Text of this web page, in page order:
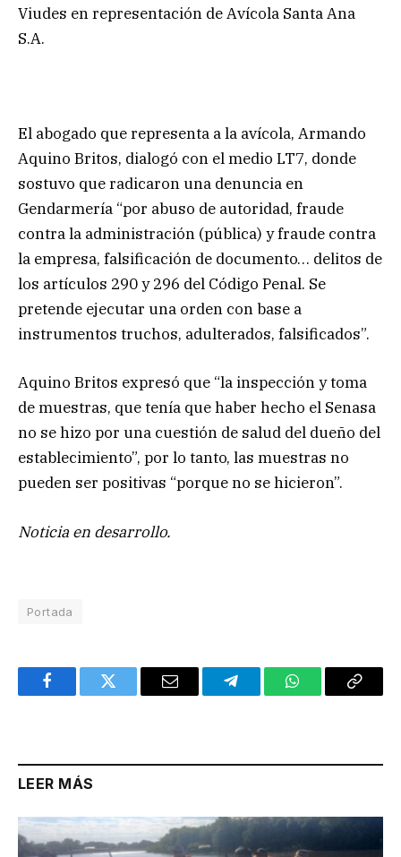
Viudes en representación de Avícola Santa Ana
S.A.
El abogado que representa a la avícola, Armando
Aquino Britos, dialogó con el medio LT7, donde
sostuvo que radicaron una denuncia en
Gendarmería “por abuso de autoridad, fraude
contra la administración (pública) y fraude contra
la empresa, falsificación de documento… delitos de
los artículos 290 y 296 del Código Penal. Se
pretende ejecutar una orden con base a
instrumentos truchos, adulterados, falsificados”.
Aquino Britos expresó que “la inspección y toma
de muestras, que tenía que haber hecho el Senasa
no se hizo por una cuestión de salud del dueño del
establecimiento”, por lo tanto, las muestras no
pueden ser positivas “porque no se hicieron”.
Noticia en desarrollo.
Portada
FacebookTwitter Email TelegramWhatsAppCopy
LEER MÁS